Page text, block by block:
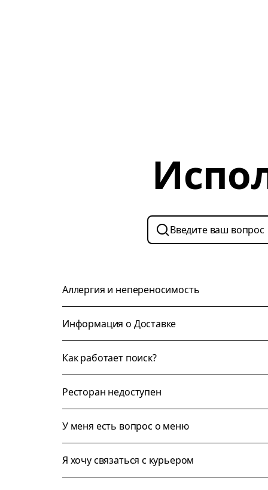
Аллергия и непереносимость
Информация о Доставке
Как работает поиск?
Ресторан недоступен
У меня есть вопрос о меню
Я хочу связаться с курьером